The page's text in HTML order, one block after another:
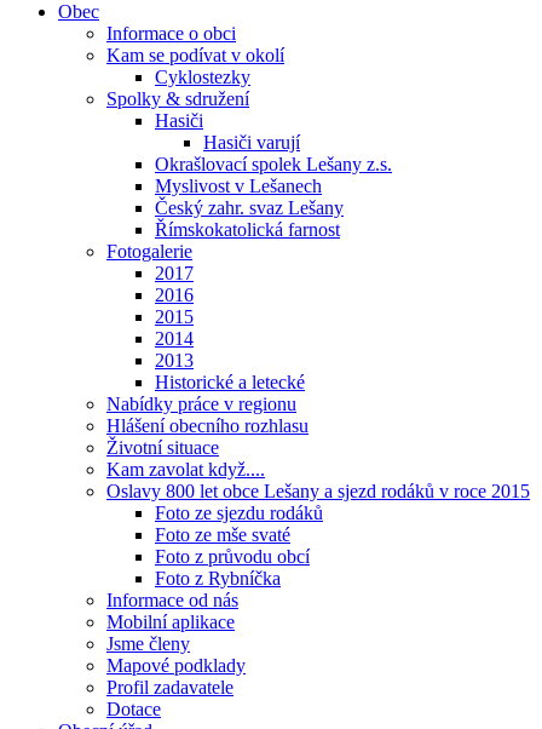
Obec
Informace o obci
Kam se podívat v okolí
Cyklostezky
Spolky & sdružení
Hasiči
Hasiči varují
Okrašlovací spolek Lešany z.s.
Myslivost v Lešanech
Český zahr. svaz Lešany
Římskokatolická farnost
Fotogalerie
2017
2016
2015
2014
2013
Historické a letecké
Nabídky práce v regionu
Hlášení obecního rozhlasu
Životní situace
Kam zavolat když....
Oslavy 800 let obce Lešany a sjezd rodáků v roce 2015
Foto ze sjezdu rodáků
Foto ze mše svaté
Foto z průvodu obcí
Foto z Rybníčka
Informace od nás
Mobilní aplikace
Jsme členy
Mapové podklady
Profil zadavatele
Dotace